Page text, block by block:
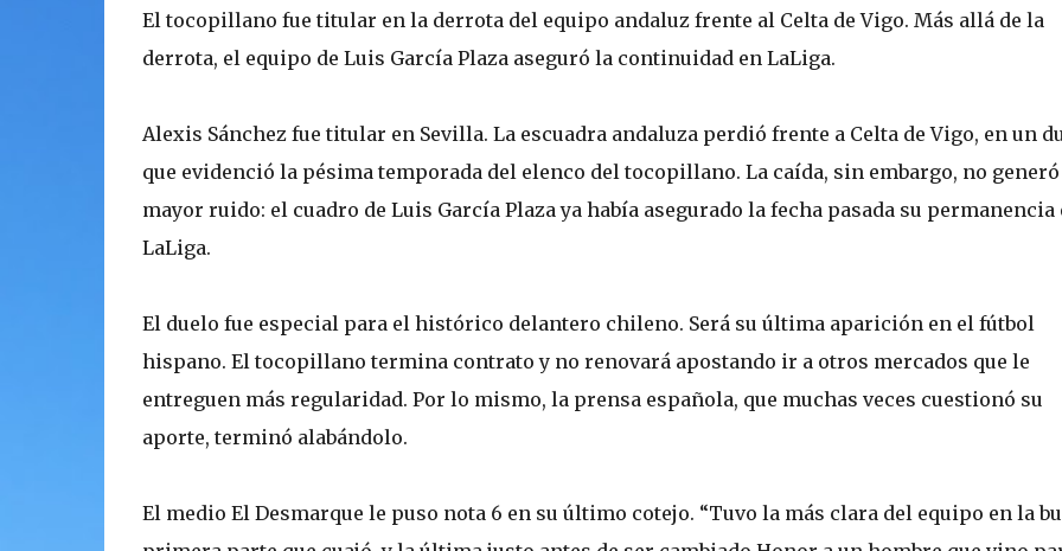
El tocopillano fue titular en la derrota del equipo andaluz frente al Celta de Vigo. Más allá de la
derrota, el equipo de Luis García Plaza aseguró la continuidad en LaLiga.
Alexis Sánchez fue titular en Sevilla. La escuadra andaluza perdió frente a Celta de Vigo, en un
que evidenció la pésima temporada del elenco del tocopillano. La caída, sin embargo, no generó
mayor ruido: el cuadro de Luis García Plaza ya había asegurado la fecha pasada su permanencia
LaLiga.
El duelo fue especial para el histórico delantero chileno. Será su última aparición en el fútbol
hispano. El tocopillano termina contrato y no renovará apostando ir a otros mercados que le
entreguen más regularidad. Por lo mismo, la prensa española, que muchas veces cuestionó su
aporte, terminó alabándolo.
El medio El Desmarque le puso nota 6 en su último cotejo. “Tuvo la más clara del equipo en la